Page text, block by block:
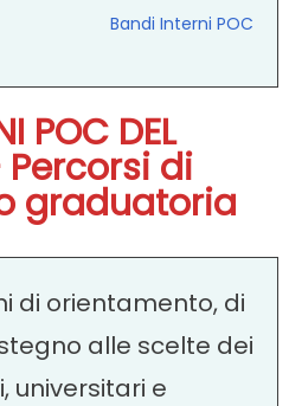
Bandi Interni POC
POC DEL
di
graduatoria
di orientamento, di
alle scelte dei
universitari e